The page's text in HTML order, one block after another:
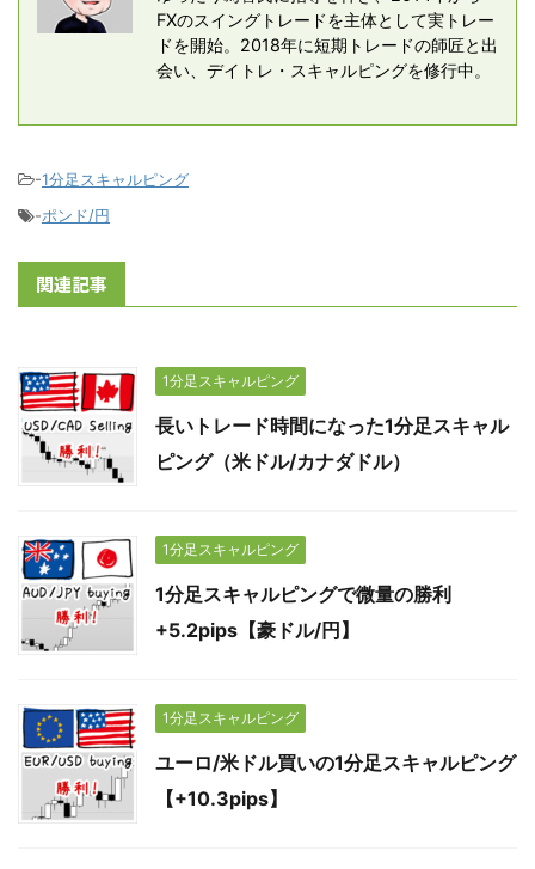
FXのスイングトレードを主体として実トレー
ドを開始。2018年に短期トレードの師匠と出
会い、デイトレ・スキャルピングを修行中。
-1分足スキャルピング
-ポンド/円
関連記事
1分足スキャルピング
長いトレード時間になった1分足スキャル
ピング（米ドル/カナダドル）
1分足スキャルピング
1分足スキャルピングで微量の勝利
+5.2pips【豪ドル/円】
1分足スキャルピング
ユーロ/米ドル買いの1分足スキャルピング
【+10.3pips】